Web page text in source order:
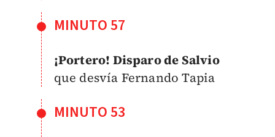
MINUTO 57
¡Portero! Disparo de Salvio
que desvía Fernando Tapia
MINUTO 53